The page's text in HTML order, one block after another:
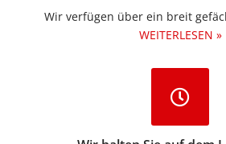
Wir verfügen über ein breit
WEITERLESEN »